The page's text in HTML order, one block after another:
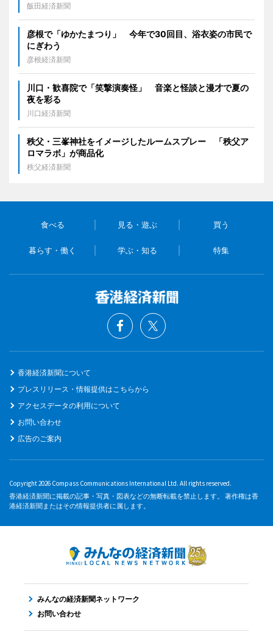
飯田経済新聞
彦根で「ゆかたまつり」 今年で30回目、浴衣姿の市民で
にぎわう
彦根経済新聞
川口・歓喜院で「笑撃演奏怪」 音楽と怪談と漫才で夏の
夜を彩る
川口経済新聞
秩父・三峯神社をイメージしたルームスプレー 「秩父ア
ロマラボ」が商品化
秩父経済新聞
食べる 見る・遊ぶ 買う
暮らす・働く 学ぶ・知る 特集
香港経済新聞について
プレスリリース・情報提供はこちらから
アクセスデータの利用について
お問い合わせ
広告のご案内
Copyright 2026 Compass Communications International Ltd. All rights reserved.
香港経済新聞に掲載の記事・写真・図表などの無断転載を禁止します。 著作権は香
港経済新聞またはその情報提供者に属します。
みんなの経済新聞ネットワーク
お問い合わせ